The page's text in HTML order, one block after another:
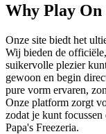
Why Play On
Onze site biedt het
Wij bieden de
suikervolle plezier
gewoon en begin
pure vorm ervaren,
Onze platform zorgt
zodat je kunt focussen
Papa's Freezeria.